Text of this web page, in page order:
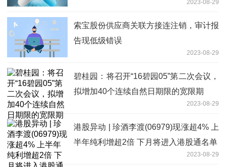
2023-08-29
索宝股份供应商关联方接连注销，审计报
告现低级错误
2023-08-29
碧桂园：将召开“16碧园05”第二次会议，
拟增加40个连续自然日期限的宽限期
2023-08-29
港股异动 | 珍酒李渡(06979)现涨超4% 上
半年纯利增超2倍 下月将进入港股通名单
2023-08-29